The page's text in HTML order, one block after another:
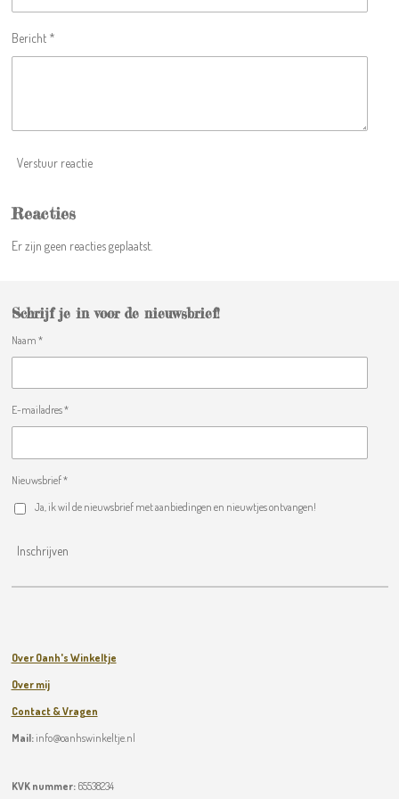
n
Bericht *
Verstuur reactie
Reacties
Er zijn geen reacties geplaatst.
Schrijf je in voor de nieuwsbrief!
Naam *
E-mailadres *
Nieuwsbrief *
Ja, ik wil de nieuwsbrief met aanbiedingen en nieuwtjes ontvangen!
Inschrijven
Over Oanh's Winkeltje
Over mij
Contact & Vragen
Mail:info@oanhswinkeltje.nl
KVK nummer: 65538234